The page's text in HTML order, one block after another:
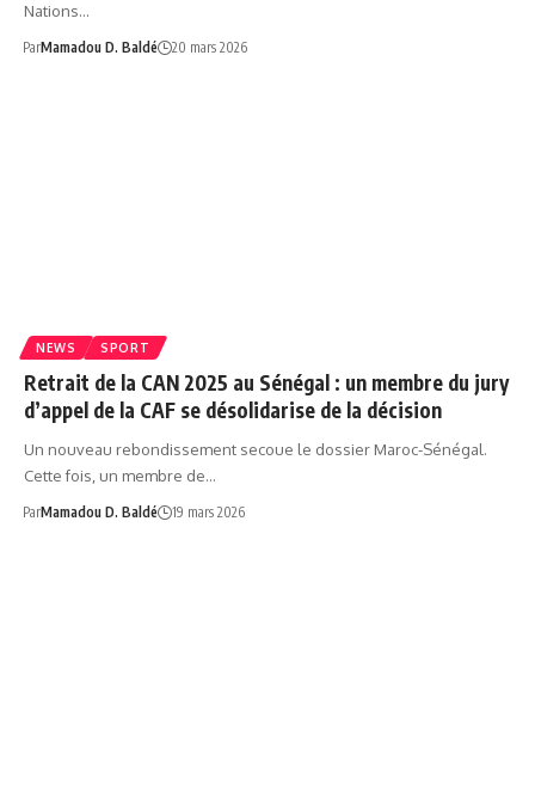
Nations…
ParMamadou D. Baldé 20 mars 2026
NEWS SPORT
Retrait de la CAN 2025 au Sénégal : un membre du jury
d’appel de la CAF se désolidarise de la décision
Un nouveau rebondissement secoue le dossier Maroc-Sénégal.
Cette fois, un membre de…
ParMamadou D. Baldé 19 mars 2026